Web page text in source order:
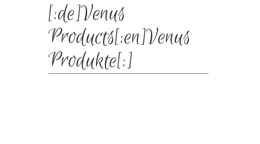
[:de]Venus
Products[:en]Venus
Produkte[:]